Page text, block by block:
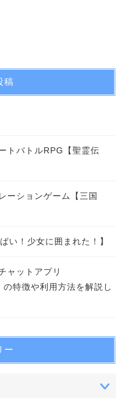
稿
トバトルRPG【聖霊伝
ーションゲーム【三国
い！少女に囲まれた！】
ャットアプリ
特徴や利用方法を解説し
ー